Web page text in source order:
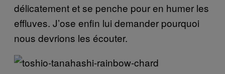
délicatement et se penche pour en humer les
effluves. J’ose enfin lui demander pourquoi
nous devrions les écouter.